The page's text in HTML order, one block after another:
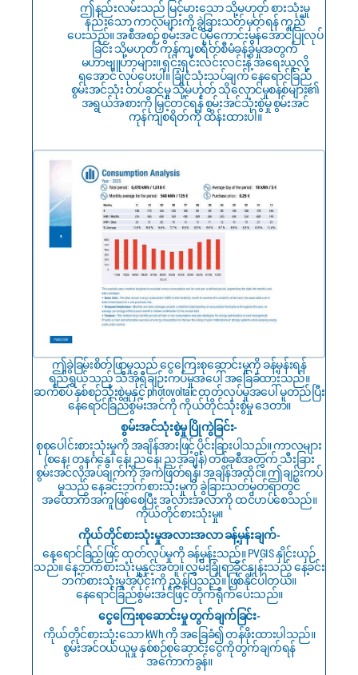
ဤနည်းလမ်းသည် မြင့်မားသော သို့မဟုတ် စားသုံးမှု
နည်းသော ကာလများကို ခွဲခြားသတ်မှတ်ရန် ကူညီ
ပေးသည်။ အစီအစဉ် စွမ်းအင် ပိုမိုကောင်းမွန်အောင်ပြုလုပ်
ခြင်း သို့မဟုတ် ကုန်ကျစရိတ်စီမံခန့်ခွဲမှုအတွက်
မဟာဗျူဟာများ။ ရှင်းရှင်းလင်းလင်းနဲ့ အရေးယူလို့
ရအောင် လုပ်ပေးပါ။ ခြုံငုံသုံးသပ်ချက် နေရောင်ခြည်
စွမ်းအင်သုံး တပ်ဆင်မှု သို့မဟုတ် သိုလှောင်မှုစနစ်များ၏
အရွယ်အစားကို မြှင့်တင်ရန် စွမ်းအင်သုံးစွဲမှု စွမ်းအင်
ကုန်ကျစရိတ်ကို ထိန်းထားပါ။
ဤခွဲခြမ်းစိတ်ဖြာမှုသည် ငွေကြေးစုဆောင်းမှုကို ခန့်မှန်းရန်
ရည်ရွယ်သည့် သီအိုရီချဉ်းကပ်မှုအပေါ် အခြေခံထားသည်။
ဆက်စပ် နှစ်စဉ်သုံးစွဲမှုနှင့် photovoltaic ထုတ်လုပ်မှုအပေါ် မူတည်ပြီး
နေရောင်ခြည်စွမ်းအင်ကို ကိုယ်တိုင်သုံးစွဲမှု ဒေတာ။
စွမ်းအင်သုံးစွဲမှု ပြိုကွဲခြင်း-
စုစုပေါင်းစားသုံးမှုကို အချိန်အားဖြင့် ပိုင်းခြားပါသည်။ ကာလများ
(စနေ၊ တနင်္ဂနွေ၊ နေ့၊ ညနေ၊ ညအချိန်) တစ်ခုစီအတွက် သီးခြား
စွမ်းအင်လိုအပ်ချက်ကို အကဲဖြတ်ရန်၊ အချိန်အထိုင်။ ဤချဉ်းကပ်
မှုသည် နေ့ခင်းဘက်စားသုံးမှုကို ခွဲခြားသတ်မှတ်ရာတွင်
အထောက်အကူဖြစ်စေပြီး အလားအလာကို ထင်ဟပ်စေသည်။
ကိုယ်တိုင်စားသုံးမှု။
ကိုယ်တိုင်စားသုံးမှုအလားအလာ ခန့်မှန်းချက်-
နေရောင်ခြည်ဖြင့် ထုတ်လုပ်မှုကို ခန့်မှန်းသည်။ PVGIS နှိုင်းယှဉ်
သည်။ နေ့ဘက်စားသုံးမှုနှင့်အတူ။ လွှမ်းခြုံရာခိုင်နှုန်းသည် နေ့ခင်း
ဘက်စားသုံးမှုအပိုင်းကို ညွှန်ပြသည်။ ဖြစ်နိုင်ပါတယ်။
နေရောင်ခြည်စွမ်းအင်ဖြင့် တိုက်ရိုက်ပေးသည်။
ငွေကြေးစုဆောင်းမှု တွက်ချက်ခြင်း-
ကိုယ်တိုင်စားသုံးသော kWh ကို အခြေခံ၍ တန်ဖိုးထားပါသည်။
စွမ်းအင်ဝယ်ယူမှု နှစ်စဉ်စုဆောင်းငွေကိုတွက်ချက်ရန်
အကောက်ခွန်။